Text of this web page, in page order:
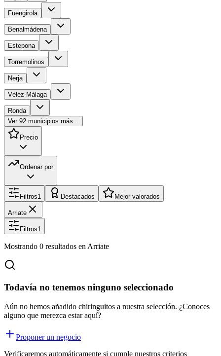
Fuengirola
Benalmádena
Estepona
Torremolinos
Nerja
Vélez-Málaga
Ronda
Ver 92 municipios más...
Precio
Ordenar por
Filtros1 Destacados Mejor valorados
Arriate
Filtros1
Mostrando 0 resultados en Arriate
Todavía no tenemos ninguno seleccionado
Aún no hemos añadido chiringuitos a nuestra selección. ¿Conoces
alguno que merezca estar aquí?
Proponer un negocio
Verificaremos automáticamente si cumple nuestros criterios